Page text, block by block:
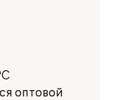
оптовой